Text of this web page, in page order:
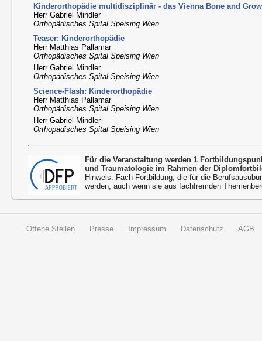
Kinderorthopädie multidisziplinär - das Vienna Bone and
Herr Gabriel Mindler
Orthopädisches Spital Speising Wien
Teaser: Kinderorthopädie
Herr Matthias Pallamar
Orthopädisches Spital Speising Wien
Herr Gabriel Mindler
Orthopädisches Spital Speising Wien
Science-Flash: Kinderorthopädie
Herr Matthias Pallamar
Orthopädisches Spital Speising Wien
Herr Gabriel Mindler
Orthopädisches Spital Speising Wien
Für die Veranstaltung werden 1
und Traumatologie im Rahmen der
Hinweis: Fach-Fortbildung, die für die
werden, auch wenn sie aus fachfremden
Offene Stellen Presse Impressum Datenschutz AGB